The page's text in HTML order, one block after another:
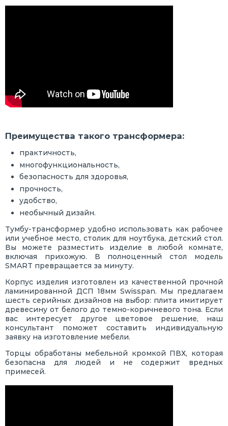
Преимущества такого трансформера:
практичность,
многофункциональность,
безопасность для здоровья,
прочность,
удобство,
необычный дизайн.
Тумбу-трансформер удобно использовать как рабочее
или учебное место, столик для ноутбука, детский стол.
Вы можете разместить изделие в любой комнате,
включая прихожую. В полноценный стол модель
SMART превращается за минуту.
Корпус изделия изготовлен из качественной прочной
ламинированной ДСП 18мм Swisspan. Мы предлагаем
шесть серийных дизайнов на выбор: плита имитирует
древесину от белого до темно-коричневого тона. Если
вас интересует другое цветовое решение, наш
консультант поможет составить индивидуальную
заявку на изготовление мебели.
Торцы обработаны мебельной кромкой ПВХ, которая
безопасна для людей и не содержит вредных
примесей.